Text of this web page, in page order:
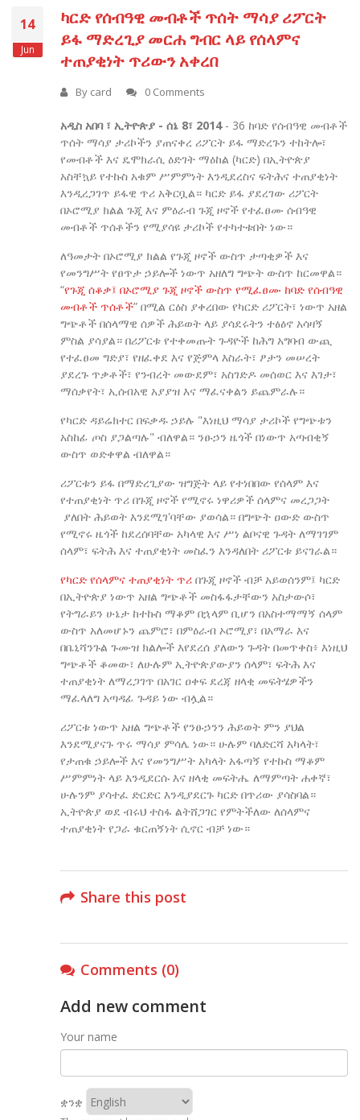
14
Jun
ካርድ የሰብዓዊ መብቶች ጥሰት ማሳያ ሪፖርት
ይፋ ማድረጊያ መርሐ ግብር ላይ የሰላምና
ተጠያቂነት ጥሪውን አቀረበ
By card 0 Comments
አዲስ አበባ ፣ ኢትዮጵያ - ሰኔ 8፣ 2014- 36 ከባድ የሰብዓዊ መብቶች
ጥሰት ማሳያ ታሪኮችን ያጠናቀረ ሪፖርት ይፋ ማድረጉን ተከትሎ፣
የመብቶች እና ዴሞክራሲ ዕድገት ማዕከል (ካርድ) በኢትዮጵያ
አስቸኳይ የተኩስ አቁም ሥምምነት እንዲደረስና ፍትሕና ተጠያቂነት
እንዲረጋገጥ ይፋዊ ጥሪ አቅርቧል። ካርድ ይፋ ያደረገው ሪፖርት
በኦሮሚያ ክልል ጉጂ እና ምዕራብ ጉጂ ዞኖች የተፈፀሙ ሰብዓዊ
መብቶች ጥሰቶችን የሚያሳዩ ታሪኮች የተካተቱበት ነው።
ለዓመታት በኦሮሚያ ክልል የጉጂ ዞኖች ውስጥ ታጣቂዎች እና
የመንግሥት የፀጥታ ኃይሎች ነውጥ አዘለግ ግጭት ውስጥ ከርመዋል።
“የጉጂ ሰቆቃ፤ በኦሮሚያ ጉጂ ዞኖች ውስጥ የሚፈፀሙ ከባድ የሰብዓዊ
መብቶች ጥሰቶች” በሚል ርዕስ ያቀረበው የካርድ ሪፖርት፣ ነውጥ አዘል
ግጭቶች በሰላማዊ ሰዎች ሕይወት ላይ ያሳደሩትን ተፅዕኖ አሳዛኝ
ምስል ያሳያል። በሪፖርቱ የተቀመጡት ጉዳዮች ከሕግ አግባብ ውጪ
የተፈፀመ ግድያ፣ የዘፈቀደ እና የጅምላ እስራት፣ ፆታን መሠረት
ያደረጉ ጥቃቶች፣ የንብረት መውደም፣ አስገድዶ መሰወር እና እገታ፣
ማሰቃየት፣ ኢሰብአዊ አያያዝ እና ማፈናቀልን ይጨምራሉ።
የካርድ ዳይሬክተር በፍቃዱ ኃይሉ "እነዚህ ማሳያ ታሪኮች የግጭቱን
አስከፊ ጦስ ያጋልጣሉ" ብለዋል። ንፁኃን ዜጎች በነውጥ አጣብቂኝ
ውስጥ ወድቀዋል ብለዋል።
ሪፖርቱን ይፋ በማድረጊያው ዝግጅት ላይ የተነበበው የሰላም እና
የተጠያቂነት ጥሪ በጉጂ ዞኖች የሚኖሩ ነዋሪዎች ሰላምና መረጋጋት
ያለበት ሕይወት እንደሚገ'ባቸው ያወሳል። በግጭት ዐውድ ውስጥ
የሚኖሩ ዜጎች ከደረሰባቸው አካላዊ እና ሥነ ልቦናዊ ጉዳት ለማገገም
ሰላም፣ ፍትሕ እና ተጠያቂነት መስፈን እንዳለበት ሪፖርቱ ይናገራል።
የካርድ የሰላምና ተጠያቂነት ጥሪ በጉጂ ዞኖች ብቻ አይወሰንም፤ ካርድ
በኢትዮጵያ ነውጥ አዘል ግጭቶች መስፋፋታቸውን አስታውሶ፣
የትግራይን ሁኔታ ከተኩስ ማቆም በኋላም ቢሆን በአስተማማኝ ሰላም
ውስጥ አለመሆኑን ጨምሮ፣ በምዕራብ ኦሮሚያ፣ በአማራ እና
በቤኒሻንጉል ጉሙዝ ክልሎች እየደረሰ ያለውን ጉዳት በመጥቀስ፥ እነዚህ
ግጭቶች ቆመው፣ ለሁሉም ኢትዮጵያውያን ሰላም፣ ፍትሕ እና
ተጠያቂነት ለማረጋገጥ በአገር ዐቀፍ ደረጃ ዘላቂ መፍትሄዎችን
ማፈላለግ አጣዳፊ ጉዳይ ነው ብሏል።
ሪፖርቱ ነውጥ አዘል ግጭቶች የንፁኃንን ሕይወት ምን ያህል
እንደሚያናጉ ጥሩ ማሳያ ምሳሌ ነው። ሁሉም ባለድርሻ አካላት፣
የታጠቁ ኃይሎች እና የመንግሥት አካላት አፋጣኝ የተኩስ ማቆም
ሥምምነት ላይ እንዲደርሱ እና ዘላቂ መፍትሔ ለማምጣት ሐቀኛ፣
ሁሉንም ያሳተፈ ድርድር እንዲያደርጉ ካርድ በጥሪው ያሳስባል።
ኢትዮጵያ ወደ ብሩህ ተስፋ ልትሸጋገር የምትችለው ለሰላምና
ተጠያቂነት የጋራ ቁርጠኝነት ሲኖር ብቻ ነው።
Share this post
Comments (0)
Add new comment
Your name
ቋንቋ